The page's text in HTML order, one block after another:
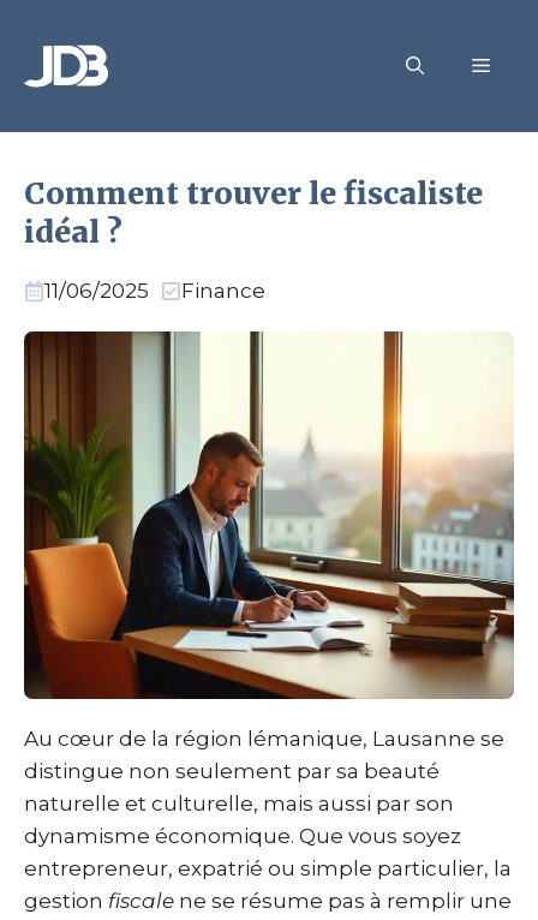
contenu
Comment trouver le fiscaliste
idéal ?
11/06/2025 Finance
Au cœur de la région lémanique, Lausanne se
distingue non seulement par sa beauté
naturelle et culturelle, mais aussi par son
dynamisme économique. Que vous soyez
entrepreneur, expatrié ou simple particulier, la
gestion fiscale ne se résume pas à remplir une